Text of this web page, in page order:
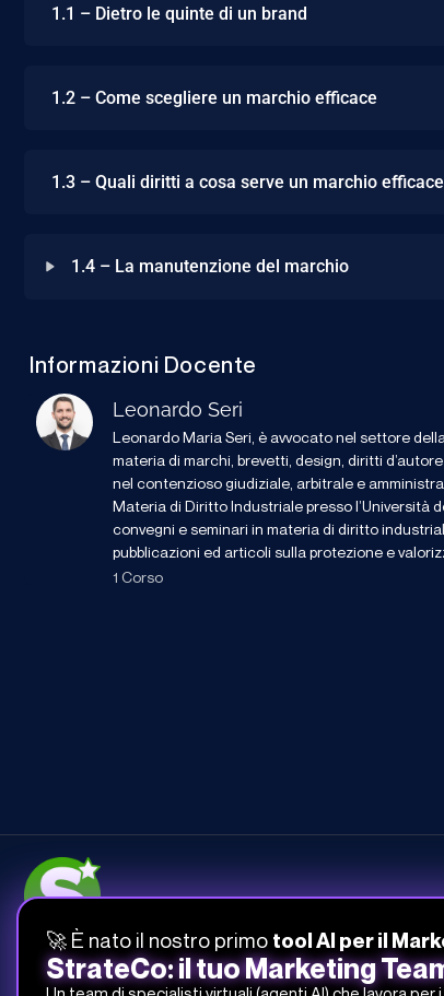
1.1 – Dietro le quinte di un brand
1.2 – Come scegliere un marchio efficace
1.3 – Quali diritti a cosa serve un marchio efficace
1.4 – La manutenzione del marchio
Informazioni Docente
Leonardo Seri
Leonardo Maria Seri, è avvocato nel settore
materia di marchi, brevetti, design, diritti
nel contenzioso giudiziale, arbitrale e
Materia di Diritto Industriale presso l’Università
convegni e seminari in materia di diritto
pubblicazioni ed articoli sulla protezione e
1 Corso
051-268-212
info@studiosamo.it
🚀 È nato il nostro primo tool AI per il
StrateCo: il tuo Marketing